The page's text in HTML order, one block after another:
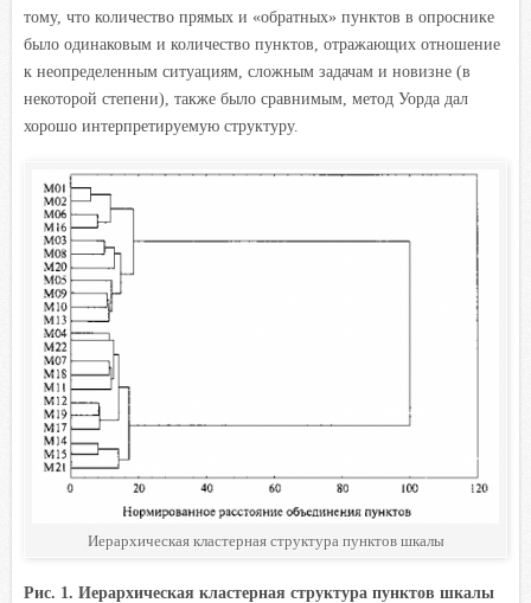
тому, что количество прямых и «обратных» пунктов в опроснике
было одинаковым и количество пунктов, отражающих отношение
к неопределенным ситуациям, сложным задачам и новизне (в
некоторой степени), также было сравнимым, метод Уорда дал
хорошо интерпретируемую структуру.
Иерархическая кластерная структура пунктов шкалы
Рис. 1. Иерархическая кластерная структура пунктов шкалы